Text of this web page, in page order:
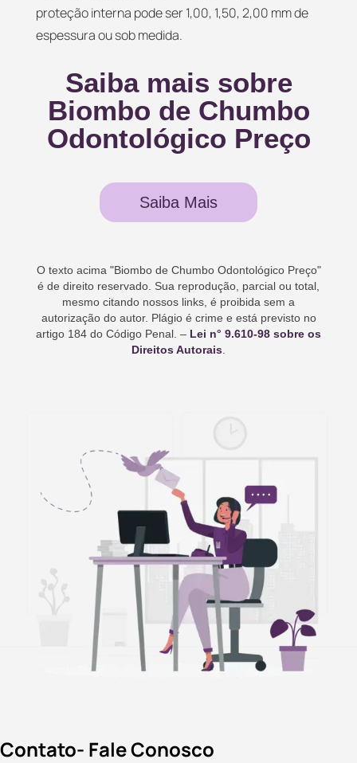
proteção interna pode ser 1,00, 1,50, 2,00 mm de
espessura ou sob medida.
Saiba mais sobre
Biombo de Chumbo
Odontológico Preço
Saiba Mais
O texto acima "Biombo de Chumbo Odontológico Preço"
é de direito reservado. Sua reprodução, parcial ou total,
mesmo citando nossos links, é proibida sem a
autorização do autor. Plágio é crime e está previsto no
artigo 184 do Código Penal. – Lei n° 9.610-98 sobre os
Direitos Autorais
Contato- Fale Conosco